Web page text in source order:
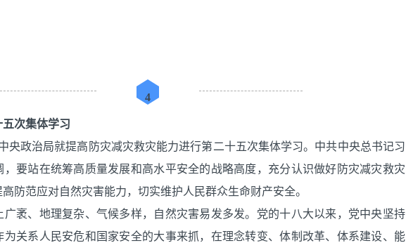
4
次集体学习
央政治局就提高防灾减灾救灾能力进行第二十五次集体学习。中共中央总书记习
要站在统筹高质量发展和高水平安全的战略高度，充分认识做好防灾减灾救灾
防范应对自然灾害能力，切实维护人民群众生命财产安全。
广袤、地理复杂、气候多样，自然灾害易发多发。党的十八大以来，党中央坚持
为关系人民安危和国家安全的大事来抓，在理念转变、体制改革、体系建设、能